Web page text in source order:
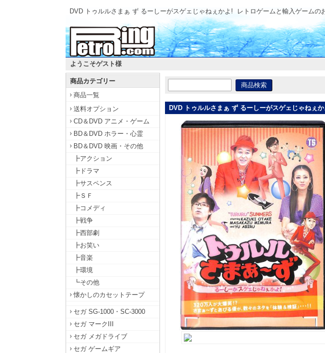
DVD トゥルルさまぁ ず るーしーがスゲェじゃねぇかよ! レトロゲームと輸入ゲームの
ようこそゲスト様
商品カテゴリー
商品一覧
送料オプション
CD＆DVD アニメ・ゲーム
BD＆DVD ホラー・心霊
BD＆DVD 映画・その他
┣アクション
┣ドラマ
┣サスペンス
┣ＳＦ
┣コメディ
┣戦争
┣西部劇
┣お笑い
┣音楽
┣環境
┗その他
懐かしのカセットテープ
セガ SG-1000・SC-3000
セガ マークIII
セガ メガドライブ
セガ ゲームギア
DVD トゥルルさまぁ ず るーしーがスゲェじゃねぇか